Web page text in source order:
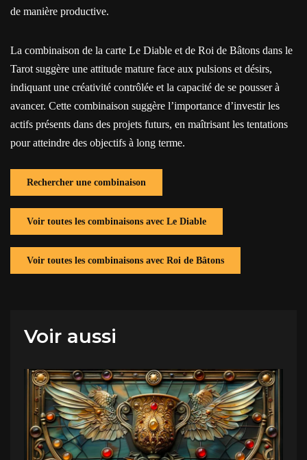
de manière productive.
La combinaison de la carte Le Diable et de Roi de Bâtons dans le
Tarot suggère une attitude mature face aux pulsions et désirs,
indiquant une créativité contrôlée et la capacité de se pousser à
avancer. Cette combinaison suggère l’importance d’investir les
actifs présents dans des projets futurs, en maîtrisant les tentations
pour atteindre des objectifs à long terme.
Rechercher une combinaison
Voir toutes les combinaisons avec Le Diable
Voir toutes les combinaisons avec Roi de Bâtons
Voir aussi